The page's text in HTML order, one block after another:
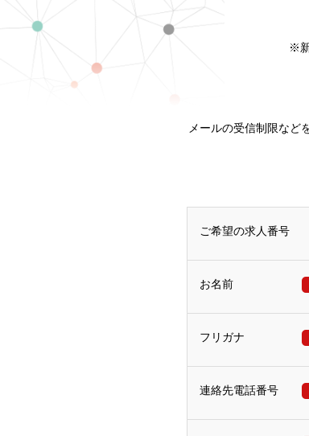
※
メールの受信制限など
ご希望の求人番号
お名前
フリガナ
連絡先電話番号